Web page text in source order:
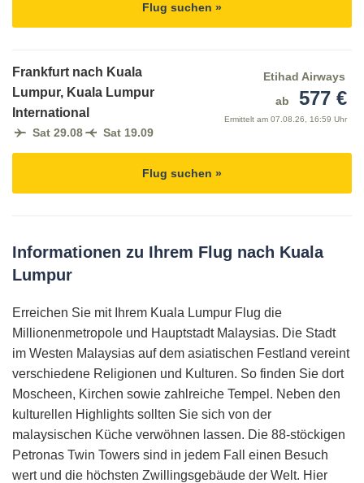
Flug suchen »
Frankfurt nach Kuala
Lumpur, Kuala Lumpur
International
Sat 29.08 Sat 19.09
Etihad Airways
ab
577 €
Ermittelt am 07.08.26, 16:59 Uhr
Flug suchen »
Informationen zu Ihrem Flug nach Kuala
Lumpur
Erreichen Sie mit Ihrem Kuala Lumpur Flug die
Millionenmetropole und Hauptstadt Malaysias. Die Stadt
im Westen Malaysias auf dem asiatischen Festland vereint
verschiedene Religionen und Kulturen. So finden Sie dort
Moscheen, Kirchen sowie zahlreiche Tempel. Neben den
kulturellen Highlights sollten Sie sich von der
malaysischen Küche verwöhnen lassen. Die 88-stöckigen
Petronas Twin Towers sind in jedem Fall einen Besuch
wert und die höchsten Zwillingsgebäude der Welt. Hier